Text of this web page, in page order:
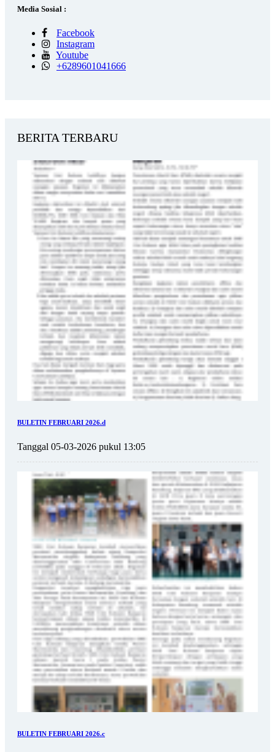
Media Sosial :
Facebook
Instagram
Youtube
+6289601041666
BERITA TERBARU
BULETIN FEBRUARI 2026.d
Tanggal 05-03-2026 pukul 13:05
BULETIN FEBRUARI 2026.c